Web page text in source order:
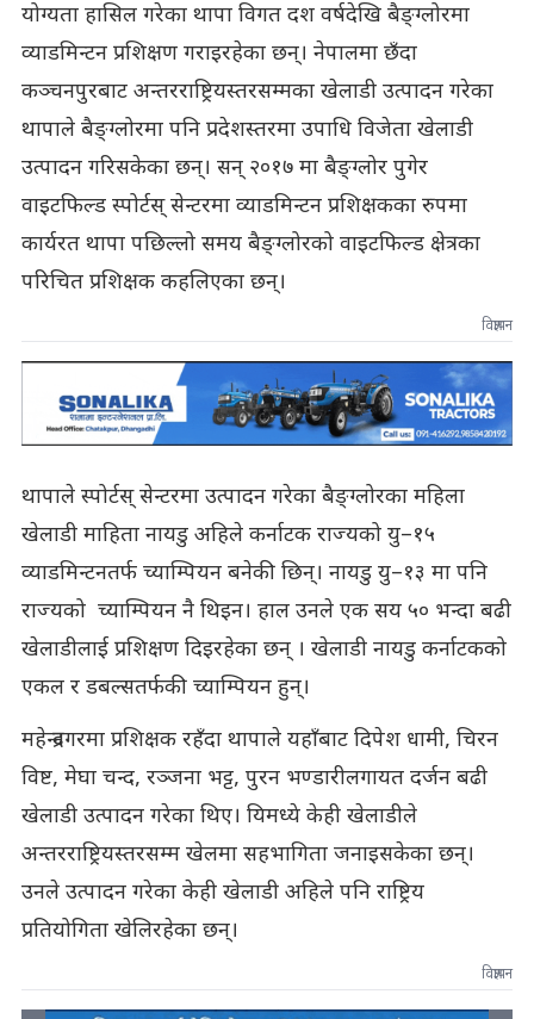
योग्यता हासिल गरेका थापा विगत दश वर्षदेखि बैङ्ग्लोरमा
व्याडमिन्टन प्रशिक्षण गराइरहेका छन्। नेपालमा छँदा
कञ्चनपुरबाट अन्तरराष्ट्रियस्तरसम्मका खेलाडी उत्पादन गरेका
थापाले बैङ्ग्लोरमा पनि प्रदेशस्तरमा उपाधि विजेता खेलाडी
उत्पादन गरिसकेका छन्। सन् २०१७ मा बैङ्ग्लोर पुगेर
वाइटफिल्ड स्पोर्टस् सेन्टरमा व्याडमिन्टन प्रशिक्षकका रुपमा
कार्यरत थापा पछिल्लो समय बैङ्ग्लोरको वाइटफिल्ड क्षेत्रका
परिचित प्रशिक्षक कहलिएका छन्।
विज्ञापन
थापाले स्पोर्टस् सेन्टरमा उत्पादन गरेका बैङ्ग्लोरका महिला
खेलाडी माहिता नायडु अहिले कर्नाटक राज्यको यु–१५
व्याडमिन्टनतर्फ च्याम्पियन बनेकी छिन्। नायडु यु–१३ मा पनि
राज्यको च्याम्पियन नै थिइन। हाल उनले एक सय ५० भन्दा बढी
खेलाडीलाई प्रशिक्षण दिइरहेका छन् । खेलाडी नायडु कर्नाटकको
एकल र डबल्सतर्फकी च्याम्पियन हुन्।
महेन्द्रनगरमा प्रशिक्षक रहँदा थापाले यहाँबाट दिपेश धामी, चिरन
विष्ट, मेघा चन्द, रञ्जना भट्ट, पुरन भण्डारीलगायत दर्जन बढी
खेलाडी उत्पादन गरेका थिए। यिमध्ये केही खेलाडीले
अन्तरराष्ट्रियस्तरसम्म खेलमा सहभागिता जनाइसकेका छन्।
उनले उत्पादन गरेका केही खेलाडी अहिले पनि राष्ट्रिय
प्रतियोगिता खेलिरहेका छन्।
विज्ञापन